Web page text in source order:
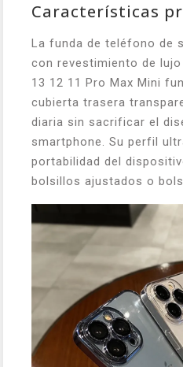
Características
La funda de teléfono de
con revestimiento de
13 12 11 Pro Max Mini
cubierta trasera
diaria sin sacrificar el
smartphone. Su perfil
portabilidad del
bolsillos ajustados o